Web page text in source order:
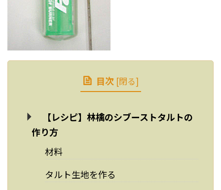
目次 [閉る]
【レシピ】林檎のシブーストタルトの
作り方
材料
タルト生地を作る